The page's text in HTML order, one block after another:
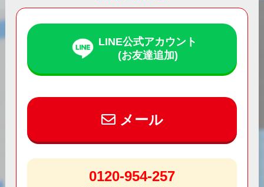
LINE公式アカウント
(お友達追加)
メール
0120-954-257